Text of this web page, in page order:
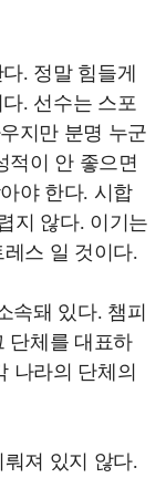
. 정말 힘들게
. 선수는 스포
지만 분명 누군
적이 안 좋으면
야 한다. 시합
지 않다. 이기는
스 일 것이다.
속돼 있다. 챔피
단체를 대표하
나라의 단체의
져 있지 않다.